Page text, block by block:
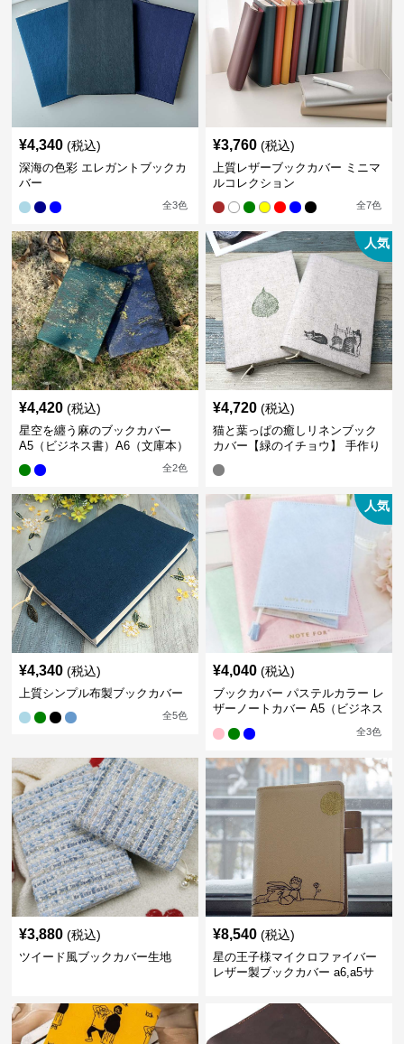
¥4,340 (税込)
深海の色彩 エレガントブックカ
バー
全3色
¥3,760 (税込)
上質レザーブックカバー ミニマ
ルコレクション
全7色
¥4,420 (税込)
星空を纏う麻のブックカバー
A5（ビジネス書）A6（文庫本）
全2色
人気
¥4,720 (税込)
猫と葉っぱの癒しリネンブック
カバー【緑のイチョウ】 手作り
¥4,340 (税込)
上質シンプル布製ブックカバー
全5色
人気
¥4,040 (税込)
ブックカバー パステルカラー レ
ザーノートカバー A5（ビジネス
全3色
¥3,880 (税込)
ツイード風ブックカバー生地
¥8,540 (税込)
星の王子様マイクロファイバー
レザー製ブックカバー a6,a5サ